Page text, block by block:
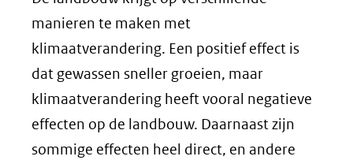
manieren te maken met
klimaatverandering. Een positief effect is
dat gewassen sneller groeien, maar
klimaatverandering heeft vooral negatieve
effecten op de landbouw. Daarnaast zijn
sommige effecten heel direct, en andere